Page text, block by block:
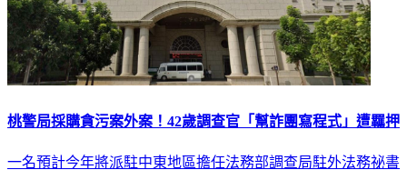
桃警局採購貪污案外案！42歲調查官「幫詐團寫程式」遭羈押
一名預計今年將派駐中東地區擔任法務部調查局駐外法務祕書